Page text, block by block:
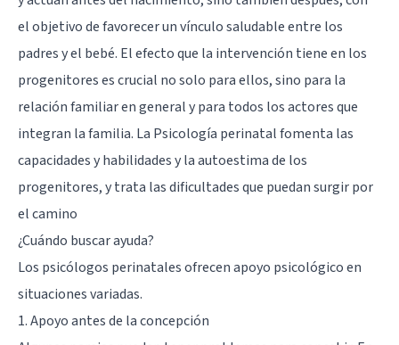
el objetivo de favorecer un vínculo saludable entre los
padres y el bebé. El efecto que la intervención tiene en los
progenitores es crucial no solo para ellos, sino para la
relación familiar en general y para todos los actores que
integran la familia. La Psicología perinatal fomenta las
capacidades y habilidades y la autoestima de los
progenitores, y trata las dificultades que puedan surgir por
el camino
¿Cuándo buscar ayuda?
Los psicólogos perinatales ofrecen apoyo psicológico en
situaciones variadas.
1. Apoyo antes de la concepción